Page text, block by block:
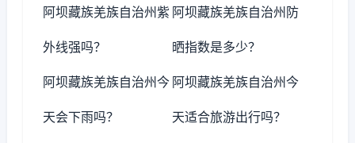
阿坝藏族羌族自治州紫
外线强吗？
阿坝藏族羌族自治州防
晒指数是多少？
阿坝藏族羌族自治州今
天会下雨吗？
阿坝藏族羌族自治州今
天适合旅游出行吗？